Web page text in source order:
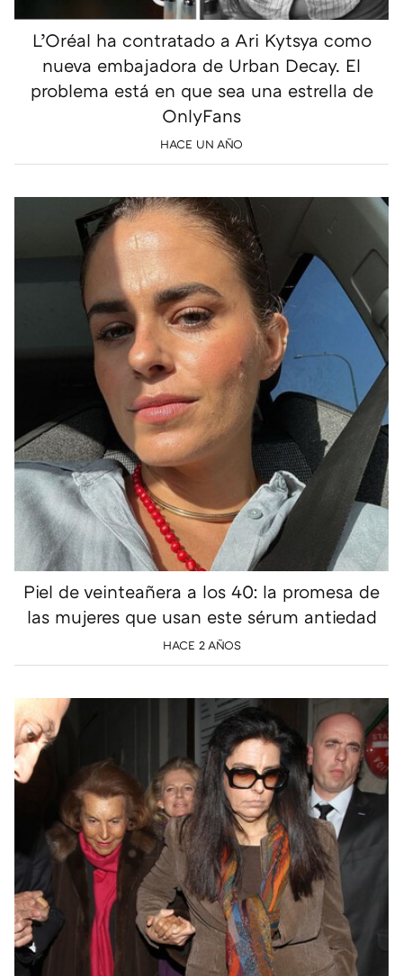
L’Oréal ha contratado a Ari Kytsya como
nueva embajadora de Urban Decay. El
problema está en que sea una estrella de
OnlyFans
HACE UN AÑO
Piel de veinteañera a los 40: la promesa de
las mujeres que usan este sérum antiedad
HACE 2 AÑOS